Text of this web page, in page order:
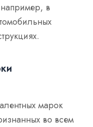
в
марок
во всем